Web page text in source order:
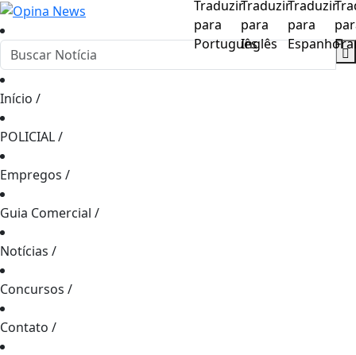
Início /
POLICIAL/
Empregos /
Guia Comercial /
Notícias /
Concursos /
Contato /